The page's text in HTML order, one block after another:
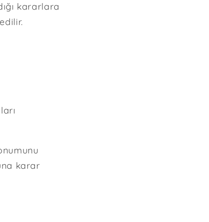
kararlara
karar